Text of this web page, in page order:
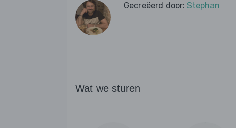
Gecreëerd door: Stephan
Wat we sturen